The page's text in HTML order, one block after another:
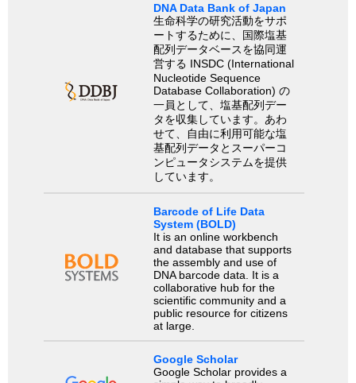
DNA Data Bank of Japan
生命科学の研究活動をサポ
ートするために、国際塩基
配列データベースを協同運
営する INSDC (International
Nucleotide Sequence
Database Collaboration) の
一員として、塩基配列デー
タを収集しています。あわ
せて、自由に利用可能な塩
基配列データとスーパーコ
ンピュータシステムを提供
しています。
Barcode of Life Data
System (BOLD)
It is an online workbench
and database that supports
the assembly and use of
DNA barcode data. It is a
collaborative hub for the
scientific community and a
public resource for citizens
at large.
Google Scholar
Google Scholar provides a